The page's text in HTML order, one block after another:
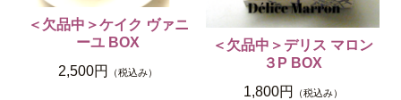
＜欠品中＞ケイク ヴァニ
ーユ BOX
2,500円
（税込み）
＜欠品中＞デリス マロン
３P BOX
1,800円
（税込み）